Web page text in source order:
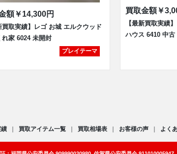
額￥14,300円
買取実績】レゴ お城 エルクウッド
れ家 6024 未開封
プレイテーマ
買取金額￥
【最新買取実績
ハウス 6410 中古
買取アイテム一覧 買取相場表 お客様の声 よく